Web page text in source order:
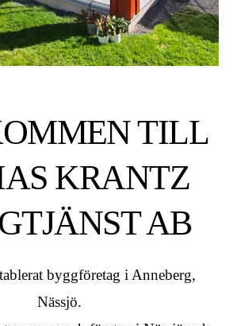
TILL
KRANTZ
AB
byggföretag i Anneberg,
Nässjö.